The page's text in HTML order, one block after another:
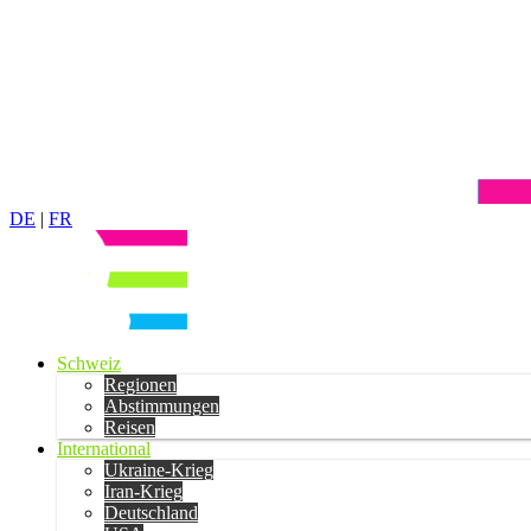
DE | FR
Schweiz
Regionen
Abstimmungen
Reisen
International
Ukraine-Krieg
Iran-Krieg
Deutschland